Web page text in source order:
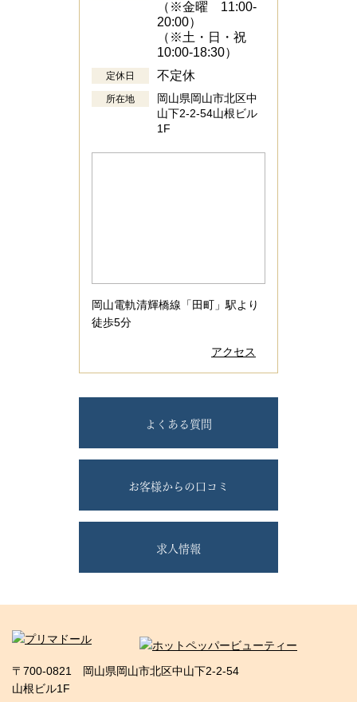
（※金曜 11:00-
20:00）
（※土・日・祝
10:00-18:30）
定休日 不定休
所在地
岡山県岡山市北区中
山下2-2-54山根ビル
1F
岡山電軌清輝橋線「田町」駅より
徒歩5分
アクセス
よくある質問
お客様からの口コミ
求人情報
〒700-0821 岡山県岡山市北区中山下2-2-54
山根ビル1F